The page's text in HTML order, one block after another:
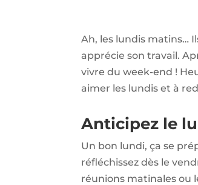
Ah, les lundis matins…
apprécie son travail.
vivre du week-end !
aimer les lundis et à
Anticipez le
Un bon lundi, ça se
réfléchissez dès le
réunions matinales ou